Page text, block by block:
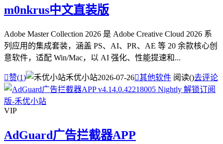
m0nkrus中文直装版
Adobe Master Collection 2026 是 Adobe Creative Cloud 2026 系
列应用的集成套装，涵盖 PS、AI、PR、AE 等 20 余款核心创
意软件，适配 Win/Mac，以 AI 强化、性能提速和...
赞(1) 禾优小站2026-07-26其他软件 阅读()去评论
VIP
AdGuard广告拦截器APP